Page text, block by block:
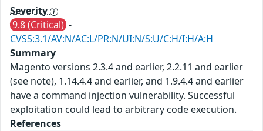
Severity
9.8 (Critical) -
CVSS:3.1/AV:N/AC:L/PR:N/UI:N/S:U/C:H/I:H/A:H
Summary
Magento versions 2.3.4 and earlier, 2.2.11 and earlier
(see note), 1.14.4.4 and earlier, and 1.9.4.4 and earlier
have a command injection vulnerability. Successful
exploitation could lead to arbitrary code execution.
References